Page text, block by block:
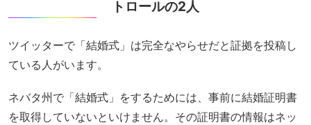
トロールの2人
ツイッターで「結婚式」は完全なやらせだと証拠を投稿し
ている人がいます。
ネバタ州で「結婚式」をするためには、事前に結婚証明書
を取得していないといけません。その証明書の情報はネッ